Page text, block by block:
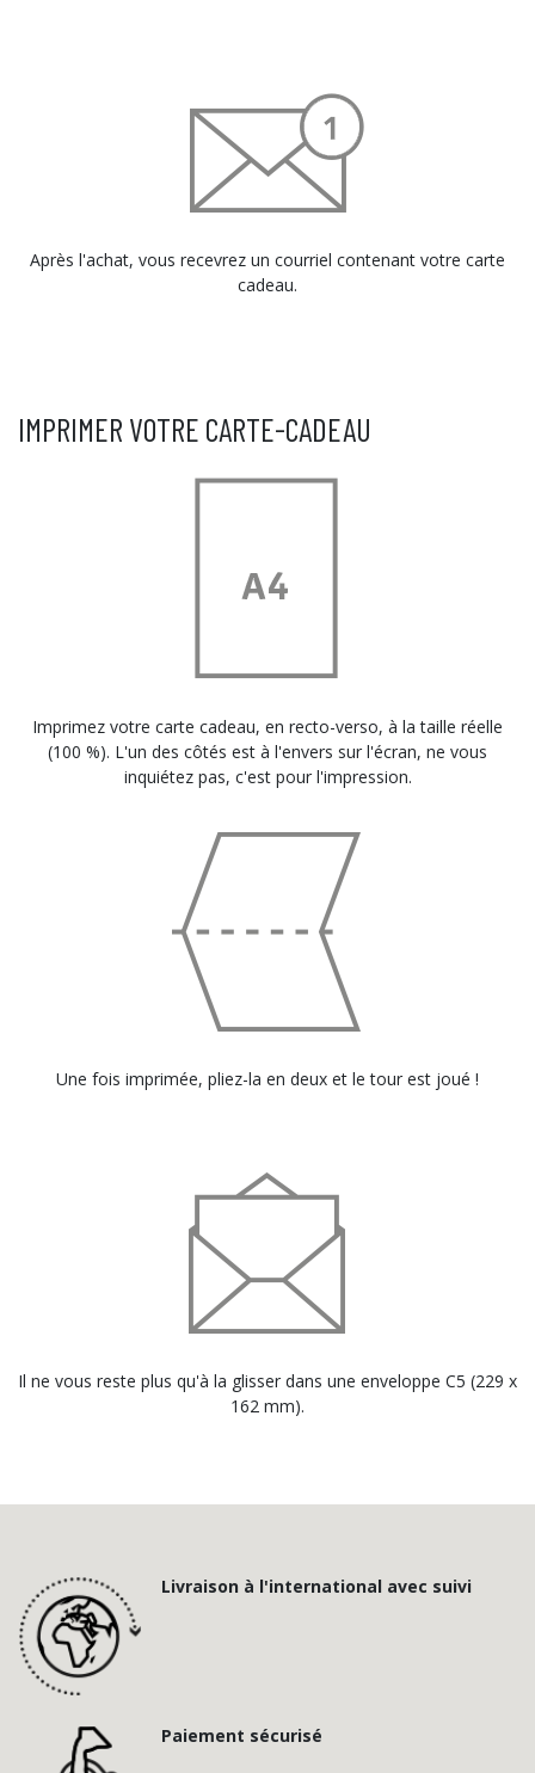
Après l'achat, vous recevrez un courriel contenant votre carte
cadeau.
IMPRIMER VOTRE CARTE-CADEAU
Imprimez votre carte cadeau, en recto-verso, à la taille réelle
(100 %). L'un des côtés est à l'envers sur l'écran, ne vous
inquiétez pas, c'est pour l'impression.
Une fois imprimée, pliez-la en deux et le tour est joué !
Il ne vous reste plus qu'à la glisser dans une enveloppe C5 (229 x
162 mm).
Livraison à l'international avec suivi
Paiement sécurisé